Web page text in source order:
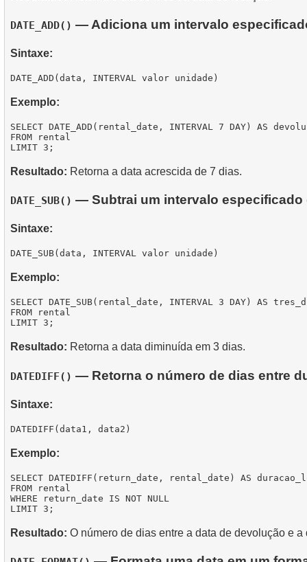
DATE_ADD() — Adiciona um intervalo
Sintaxe:
Exemplo:
SELECT DATE_ADD(rental_date, INTERVAL 7 DAY) AS
FROM rental
Resultado: Retorna a data acrescida de 7 dias.
DATE_SUB() — Subtrai um intervalo especificado
Sintaxe:
Exemplo:
SELECT DATE_SUB(rental_date, INTERVAL 3 DAY) AS
FROM rental
Resultado: Retorna a data diminuída em 3 dias.
DATEDIFF() — Retorna o número de dias entre
Sintaxe:
Exemplo:
SELECT DATEDIFF(return_date, rental_date) AS
FROM rental
WHERE return_date IS NOT NULL
Resultado: O número de dias entre a data de devolução e a